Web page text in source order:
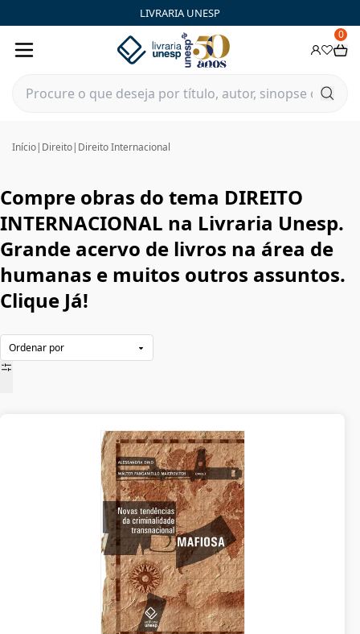
LIVRARIA UNESP
0
Início| Direito| Direito Internacional
Compre obras do tema DIREITO
INTERNACIONAL na Livraria Unesp.
Grande acervo de livros na área de
humanas e muitos outros assuntos.
Clique Já!
DIREITO INTERNACIONAL | Livraria Unesp | FastStore PLP